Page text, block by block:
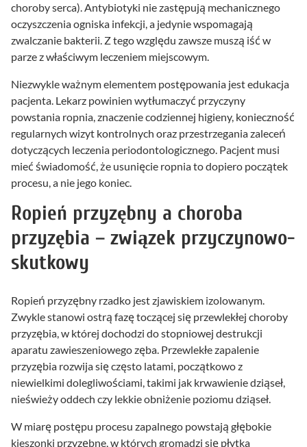
choroby serca). Antybiotyki nie zastępują mechanicznego
oczyszczenia ogniska infekcji, a jedynie wspomagają
zwalczanie bakterii. Z tego względu zawsze muszą iść w
parze z właściwym leczeniem miejscowym.
Niezwykle ważnym elementem postępowania jest edukacja
pacjenta. Lekarz powinien wytłumaczyć przyczyny
powstania ropnia, znaczenie codziennej higieny, konieczność
regularnych wizyt kontrolnych oraz przestrzegania zaleceń
dotyczących leczenia periodontologicznego. Pacjent musi
mieć świadomość, że usunięcie ropnia to dopiero początek
procesu, a nie jego koniec.
Ropień przyzębny a choroba
przyzębia – związek przyczynowo-
skutkowy
Ropień przyzębny rzadko jest zjawiskiem izolowanym.
Zwykle stanowi ostrą fazę toczącej się przewlekłej choroby
przyzębia, w której dochodzi do stopniowej destrukcji
aparatu zawieszeniowego zęba. Przewlekłe zapalenie
przyzębia rozwija się często latami, początkowo z
niewielkimi dolegliwościami, takimi jak krwawienie dziąseł,
nieświeży oddech czy lekkie obniżenie poziomu dziąseł.
W miarę postępu procesu zapalnego powstają głębokie
kieszonki przyzębne, w których gromadzi się płytka